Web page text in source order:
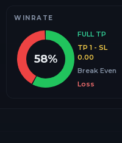
WINRATE
58%
FULL TP
TP 1 - SL
0.00
Break Even
Loss